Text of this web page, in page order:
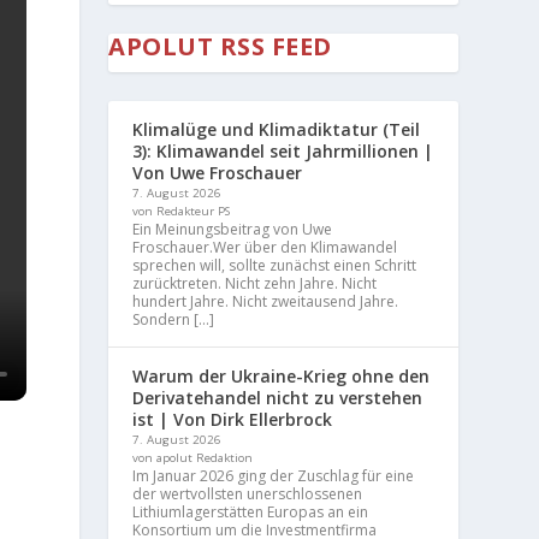
APOLUT RSS FEED
Klimalüge und Klimadiktatur (Teil
3): Klimawandel seit Jahrmillionen |
Von Uwe Froschauer
7. August 2026
von Redakteur PS
Ein Meinungsbeitrag von Uwe
Froschauer.Wer über den Klimawandel
sprechen will, sollte zunächst einen Schritt
zurücktreten. Nicht zehn Jahre. Nicht
hundert Jahre. Nicht zweitausend Jahre.
Sondern […]
Warum der Ukraine-Krieg ohne den
Derivatehandel nicht zu verstehen
ist | Von Dirk Ellerbrock
7. August 2026
von apolut Redaktion
Im Januar 2026 ging der Zuschlag für eine
der wertvollsten unerschlossenen
Lithiumlagerstätten Europas an ein
Konsortium um die Investmentfirma